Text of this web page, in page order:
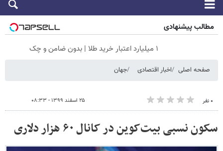
مطالب پیشنهادی
۱ میلیارد اعتبار خرید طلا | بدون ضامن و چک
صفحه اصلی اخبار اقتصادی جهان
۰ نفر ۲۵ اسفند ۱۳۹۹ - ۰۸:۳۳
سکون نسبی بیت‌کوین در کانال ۶۰ هزار دلاری